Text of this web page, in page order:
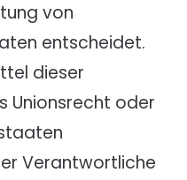
von
entscheidet.
dieser
Unionsrecht oder
Verantwortliche